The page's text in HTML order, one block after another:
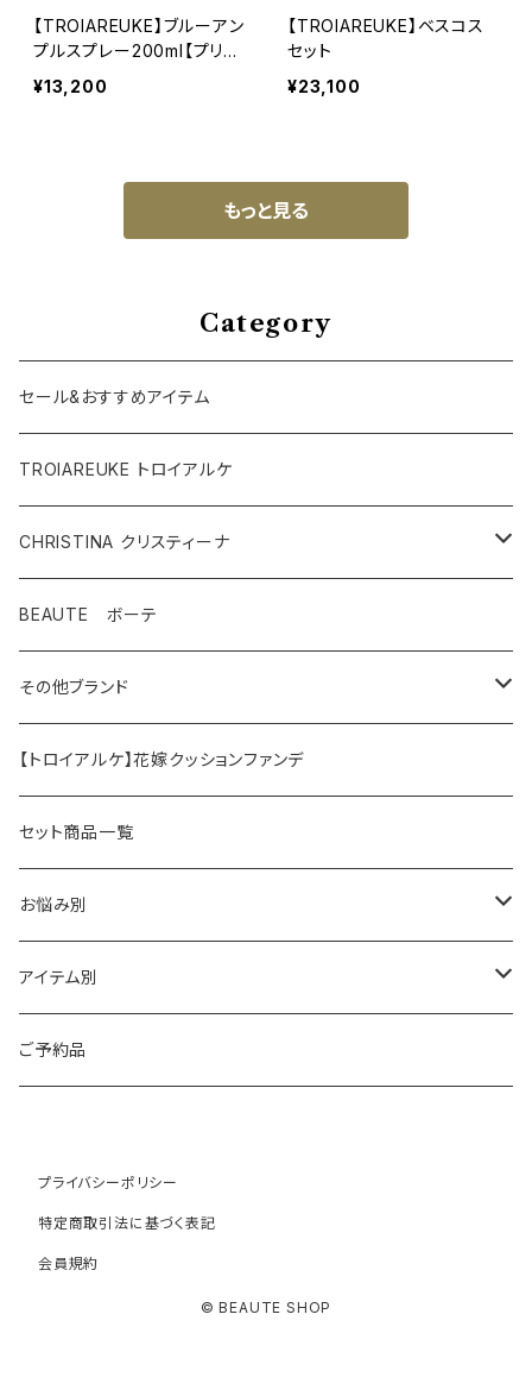
【TROIAREUKE】ブルーアン
プルスプレー200ml【プリフ
ァイングカクテルアンプル】
¥13,200
【TROIAREUKE】ベスコス
セット
¥23,100
もっと見る
Category
セール&おすすめアイテム
TROIAREUKE トロイアルケ
CHRISTINA クリスティーナ
テラスキン
ラインリペア
アンストレス
フォーエバーヤング
イラストリアス
ローズドメーラ
ビオフィート
コモデックス
ニュアンス
BEAUTE ボーテ
その他ブランド
マッコイ
HAAB（ハーブ商品）
HAAB SKIN・その他
HAAB REPRO
ワカサプリ
ゼオスキン
REVISION（リビジョン）
NOTBAM
FULVO VITA（フルヴォヴィータ）
【トロイアルケ】花嫁クッションファンデ
セット商品一覧
お悩み別
乾燥
敏感
ニキビ
ニキビ跡・クレーター
アイテム別
クレンジング
美容液
デイクリーム
ご予約品
プライバシーポリシー
特定商取引法に基づく表記
会員規約
© BEAUTE SHOP